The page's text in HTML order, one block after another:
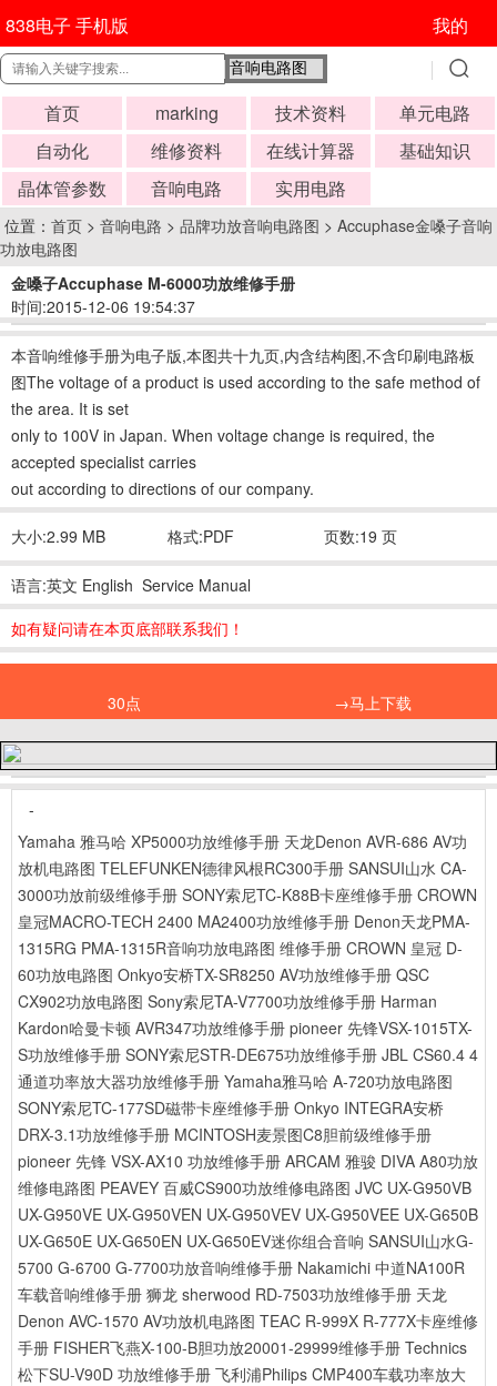
838电子 手机版 我的
首页 marking 技术资料
单元电路
自动化
维修资料 在线计算器
基础知识
晶体管参数
音响电路 实用电路
位置： 首页 > 音响电路 > 品牌功放音响电路图 > Accuphase金嗓子音响
功放电路图
金嗓子Accuphase M-6000功放维修手册
时间:2015-12-06 19:54:37
本音响维修手册为电子版,本图共十九页,内含结构图,不含印刷电路板
图The voltage of a product is used according to the safe method of
the area. It is set
only to 100V in Japan. When voltage change is required, the
accepted specialist carries
out according to directions of our company.
大小:2.99 MB 格式:PDF 页数:19 页
语言:英文 English Service Manual
如有疑问请在本页底部联系我们！
30点 →马上下载
-
Yamaha 雅马哈 XP5000功放维修手册 天龙Denon AVR-686 AV功
放机电路图 TELEFUNKEN德律风根RC300手册 SANSUI山水 CA-
3000功放前级维修手册 SONY索尼TC-K88B卡座维修手册 CROWN
皇冠MACRO-TECH 2400 MA2400功放维修手册 Denon天龙PMA-
1315RG PMA-1315R音响功放电路图 维修手册 CROWN 皇冠 D-
60功放电路图 Onkyo安桥TX-SR8250 AV功放维修手册 QSC
CX902功放电路图 Sony索尼TA-V7700功放维修手册 Harman
Kardon哈曼卡顿 AVR347功放维修手册 pioneer 先锋VSX-1015TX-
S功放维修手册 SONY索尼STR-DE675功放维修手册 JBL CS60.4 4
通道功率放大器功放维修手册 Yamaha雅马哈 A-720功放电路图
SONY索尼TC-177SD磁带卡座维修手册 Onkyo INTEGRA安桥
DRX-3.1功放维修手册 MCINTOSH麦景图C8胆前级维修手册
pioneer 先锋 VSX-AX10 功放维修手册 ARCAM 雅骏 DIVA A80功放
维修电路图 PEAVEY 百威CS900功放维修电路图 JVC UX-G950VB
UX-G950VE UX-G950VEN UX-G950VEV UX-G950VEE UX-G650B
UX-G650E UX-G650EN UX-G650EV迷你组合音响 SANSUI山水G-
5700 G-6700 G-7700功放音响维修手册 Nakamichi 中道NA100R
车载音响维修手册 狮龙 sherwood RD-7503功放维修手册 天龙
Denon AVC-1570 AV功放机电路图 TEAC R-999X R-777X卡座维修
手册 FISHER飞燕X-100-B胆功放20001-29999维修手册 Technics
松下SU-V90D 功放维修手册 飞利浦Philips CMP400车载功率放大